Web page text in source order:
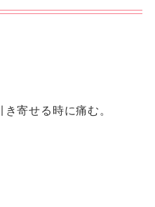
寄せる時に痛む。